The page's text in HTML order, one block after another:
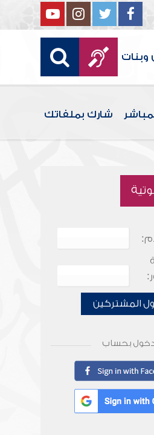
وبنات
شارك بملفاتك
المشتركين
بحساب